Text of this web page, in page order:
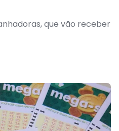
que vão receber